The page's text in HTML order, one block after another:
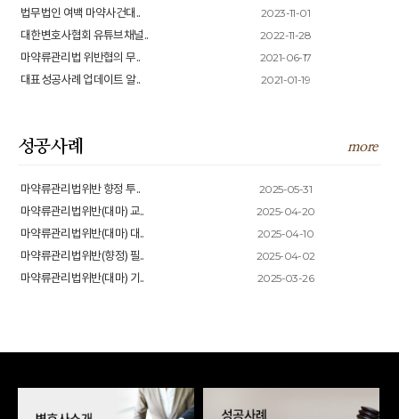
법무법인 여백 마약사건대..
2023-11-01
대한변호사협회 유튜브채널..
2022-11-28
마약류관리법 위반협의 무..
2021-06-17
대표성공사례 업데이트 알..
2021-01-19
성공사례 more
마약류관리법위반 향정 투..
2025-05-31
마약류관리법위반(대마) 교..
2025-04-20
마약류관리법위반(대마) 대..
2025-04-10
마약류관리법위반(향정) 필..
2025-04-02
마약류관리법위반(대마) 기..
2025-03-26